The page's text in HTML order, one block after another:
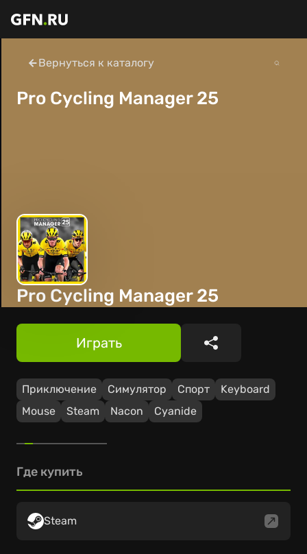
Вернуться к каталогу
Pro Cycling Manager 25
Pro Cycling Manager 25
Приключение Симулятор Спорт
Keyboard
Mouse
Steam Nacon Cyanide
Играть Поделиться
Где купить
Steam